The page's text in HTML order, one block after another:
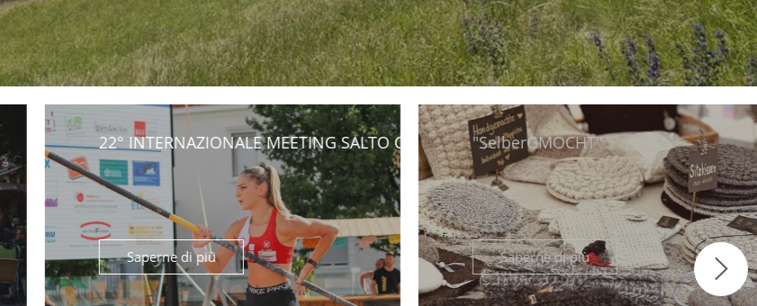
22° INTERNAZIONALE MEETING SALTO CON L´ASTA
Saperne di più
"SelberGMOCHT"
Saperne di più